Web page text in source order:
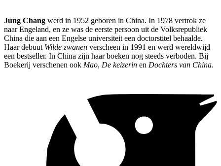
Jung Chang werd in 1952 geboren in China. In 1978 vertrok ze
naar Engeland, en ze was de eerste persoon uit de Volksrepubliek
China die aan een Engelse universiteit een doctorstitel behaalde.
Haar debuut Wilde zwanen verscheen in 1991 en werd wereldwijd
een bestseller. In China zijn haar boeken nog steeds verboden. Bij
Boekerij verschenen ook Mao, De keizerin en Dochters van China.